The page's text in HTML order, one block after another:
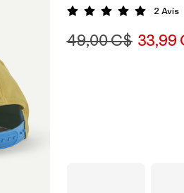
Évaluation: 5 / 5
2 Avis
49,00 C$ 33,99